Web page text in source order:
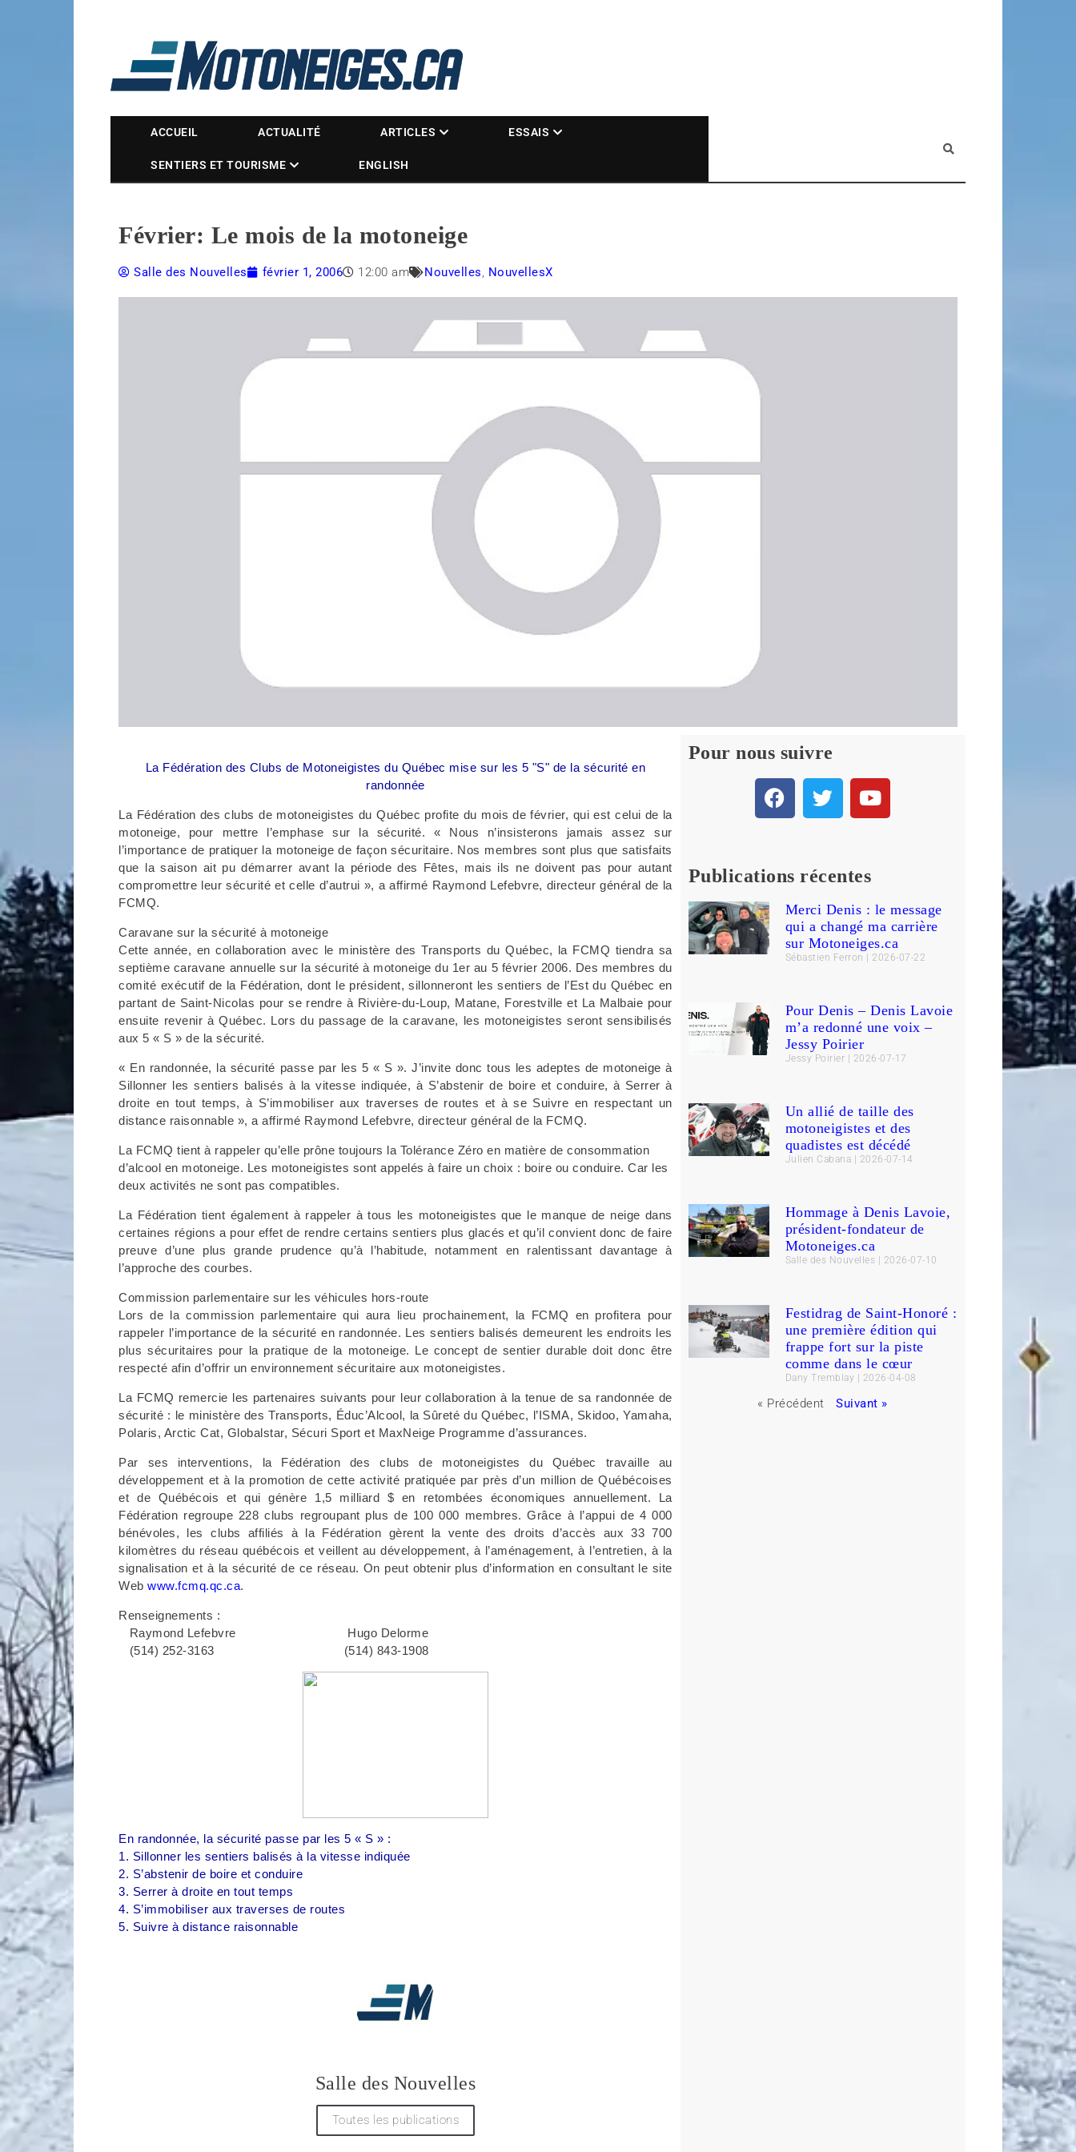
Magazine Motoneiges.ca
ACCUEIL ACTUALITÉ ARTICLES ESSAIS
SENTIERS ET TOURISME ENGLISH
Février: Le mois de la motoneige
Salle des Nouvelles février 1, 2006 12:00 am Nouvelles, NouvellesX
La Fédération des Clubs de Motoneigistes du Québec mise sur les 5 "S" de la sécurité en
randonnée
La Fédération des clubs de motoneigistes du Québec profite du mois de février, qui est celui de la
motoneige, pour mettre l’emphase sur la sécurité. « Nous n’insisterons jamais assez sur
l’importance de pratiquer la motoneige de façon sécuritaire. Nos membres sont plus que satisfaits
que la saison ait pu démarrer avant la période des Fêtes, mais ils ne doivent pas pour autant
compromettre leur sécurité et celle d’autrui », a affirmé Raymond Lefebvre, directeur général de la
FCMQ.
Caravane sur la sécurité à motoneige
Cette année, en collaboration avec le ministère des Transports du Québec, la FCMQ tiendra sa
septième caravane annuelle sur la sécurité à motoneige du 1er au 5 février 2006. Des membres du
comité exécutif de la Fédération, dont le président, sillonneront les sentiers de l’Est du Québec en
partant de Saint-Nicolas pour se rendre à Rivière-du-Loup, Matane, Forestville et La Malbaie pour
ensuite revenir à Québec. Lors du passage de la caravane, les motoneigistes seront sensibilisés
aux 5 « S » de la sécurité.
« En randonnée, la sécurité passe par les 5 « S ». J’invite donc tous les adeptes de motoneige à
Sillonner les sentiers balisés à la vitesse indiquée, à S’abstenir de boire et conduire, à Serrer à
droite en tout temps, à S’immobiliser aux traverses de routes et à se Suivre en respectant un
distance raisonnable », a affirmé Raymond Lefebvre, directeur général de la FCMQ.
La FCMQ tient à rappeler qu’elle prône toujours la Tolérance Zéro en matière de consommation
d’alcool en motoneige. Les motoneigistes sont appelés à faire un choix : boire ou conduire. Car les
deux activités ne sont pas compatibles.
La Fédération tient également à rappeler à tous les motoneigistes que le manque de neige dans
certaines régions a pour effet de rendre certains sentiers plus glacés et qu’il convient donc de faire
preuve d’une plus grande prudence qu’à l’habitude, notamment en ralentissant davantage à
l’approche des courbes.
Commission parlementaire sur les véhicules hors-route
Lors de la commission parlementaire qui aura lieu prochainement, la FCMQ en profitera pour
rappeler l’importance de la sécurité en randonnée. Les sentiers balisés demeurent les endroits les
plus sécuritaires pour la pratique de la motoneige. Le concept de sentier durable doit donc être
respecté afin d’offrir un environnement sécuritaire aux motoneigistes.
La FCMQ remercie les partenaires suivants pour leur collaboration à la tenue de sa randonnée de
sécurité : le ministère des Transports, Éduc’Alcool, la Sûreté du Québec, l’ISMA, Skidoo, Yamaha,
Polaris, Arctic Cat, Globalstar, Sécuri Sport et MaxNeige Programme d’assurances.
Par ses interventions, la Fédération des clubs de motoneigistes du Québec travaille au
développement et à la promotion de cette activité pratiquée par près d’un million de Québécoises
et de Québécois et qui génère 1,5 milliard $ en retombées économiques annuellement. La
Fédération regroupe 228 clubs regroupant plus de 100 000 membres. Grâce à l’appui de 4 000
bénévoles, les clubs affiliés à la Fédération gèrent la vente des droits d’accès aux 33 700
kilomètres du réseau québécois et veillent au développement, à l’aménagement, à l’entretien, à la
signalisation et à la sécurité de ce réseau. On peut obtenir plus d’information en consultant le site
Webwww.fcmq.qc.ca.
Renseignements :
Raymond Lefebvre Hugo Delorme
(514) 252-3163 (514) 843-1908
En randonnée, la sécurité passe par les 5 « S » :
1. Sillonner les sentiers balisés à la vitesse indiquée
2. S’abstenir de boire et conduire
3. Serrer à droite en tout temps
4. S’immobiliser aux traverses de routes
5. Suivre à distance raisonnable
Salle des Nouvelles
Toutes les publications
Pour nous suivre
Publications récentes
Merci Denis : le message
qui a changé ma carrière
sur Motoneiges.ca
Sébastien Ferron 2026-07-22
Pour Denis – Denis Lavoie
m’a redonné une voix –
Jessy Poirier
Jessy Poirier 2026-07-17
Un allié de taille des
motoneigistes et des
quadistes est décédé
Julien Cabana 2026-07-14
Hommage à Denis Lavoie,
président-fondateur de
Motoneiges.ca
Salle des Nouvelles 2026-07-10
Festidrag de Saint-Honoré :
une première édition qui
frappe fort sur la piste
comme dans le cœur
Dany Tremblay 2026-04-08
« Précédent Suivant »